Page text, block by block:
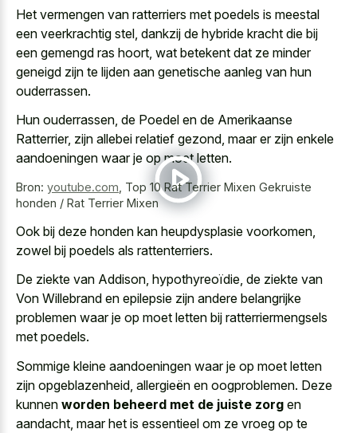
Het vermengen van ratterriers met poedels is meestal
een veerkrachtig stel, dankzij de hybride kracht die bij
een gemengd ras hoort, wat betekent dat ze minder
geneigd zijn te lijden aan genetische aanleg van hun
ouderrassen.
Hun ouderrassen, de Poedel en de Amerikaanse
Ratterrier, zijn allebei relatief gezond, maar er zijn enkele
aandoeningen waar je op moet letten.
Bron: youtube.com Top 10 Rat Terrier Mixen Gekruiste
honden / Rat Terrier Mixen
Ook bij deze honden kan heupdysplasie voorkomen,
zowel bij poedels als rattenterriers.
De ziekte van Addison, hypothyreoïdie, de ziekte van
Von Willebrand en epilepsie zijn andere belangrijke
problemen waar je op moet letten bij ratterriermengsels
met poedels.
Sommige kleine aandoeningen waar je op moet letten
zijn opgeblazenheid, allergieën en oogproblemen. Deze
kunnen worden beheerd met de juiste zorg en
aandacht, maar het is essentieel om ze vroeg op te